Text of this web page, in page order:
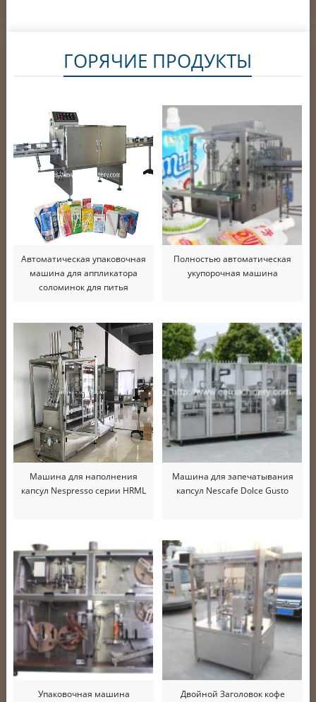
ГОРЯЧИЕ ПРОДУКТЫ
Автоматическая упаковочная
машина для аппликатора
соломинок для питья
Полностью автоматическая
укупорочная машина
Машина для наполнения
капсул Nespresso серии HRML
Машина для запечатывания
капсул Nescafe Dolce Gusto
Упаковочная машина
Двойной Заголовок кофе